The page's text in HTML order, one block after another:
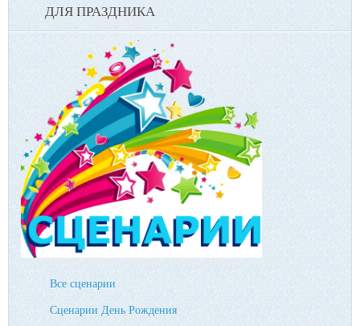
ДЛЯ ПРАЗДНИКА
Все сценарии
Сценарии День Рождения